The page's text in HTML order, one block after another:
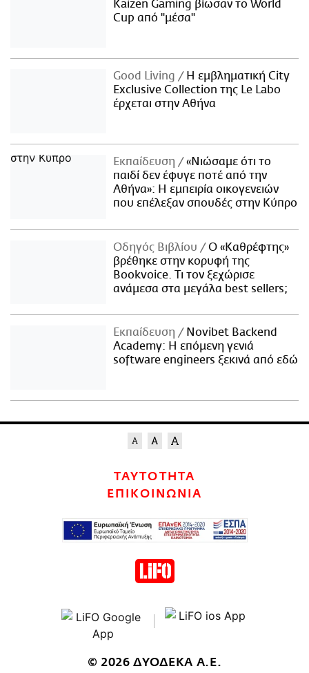
Kaizen Gaming βίωσαν το World
Cup από "μέσα"
Good Living
Η εμβληματική City
Exclusive Collection της Le Labo
έρχεται στην Αθήνα
Εκπαίδευση
«Νιώσαμε ότι το
παιδί δεν έφυγε ποτέ από την
Αθήνα»: Η εμπειρία οικογενειών
που επέλεξαν σπουδές στην Κύπρο
Οδηγός Βιβλίου
Ο «Καθρέφτης»
βρέθηκε στην κορυφή της
Bookvoice. Τι τον ξεχώρισε
ανάμεσα στα μεγάλα best sellers;
Εκπαίδευση
Novibet Backend
Academy: Η επόμενη γενιά
software engineers ξεκινά από εδώ
ΤΑΥΤΟΤΗΤΑ
ΕΠΙΚΟΙΝΩΝΙΑ
© 2026 ΔΥΟΔΕΚΑ Α.Ε.